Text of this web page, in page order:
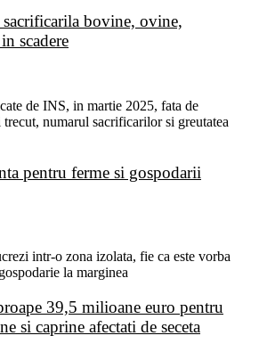
bovine, ovine,
scadere
de INS, in martie 2025, fata de
trecut, numarul sacrificarilor si greutatea
pentru ferme si gospodarii
intr-o zona izolata, fie ca este vorba
la marginea
39,5 milioane euro pentru
si caprine afectati de seceta